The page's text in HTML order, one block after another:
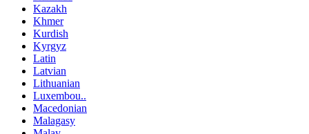
Kazakh
Khmer
Kurdish
Kyrgyz
Latin
Latvian
Lithuanian
Luxembou..
Macedonian
Malagasy